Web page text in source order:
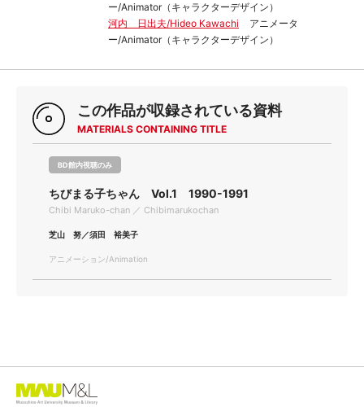
ー/Animator（キャラクターデザイン）
河内 日出夫/Hideo Kawachi
アニメータ
ー/Animator（キャラクターデザイン）
この作品が収録されている資料
MATERIALS CONTAINING TITLE
BD館内視聴のみ
ちびまる子ちゃん Vol.1 1990-1991
Chibi Maruko-chan ／ Chibimarukochan
芝山 努／須田 裕美子
アニメーション/Animation